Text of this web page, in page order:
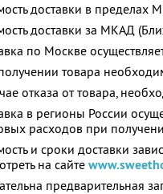
доставки в пределах
доставки за МКАД
по Москве
товара
отказа от товара,
в регионы России
расходов при
и сроки доставки
на сайте
предварительная